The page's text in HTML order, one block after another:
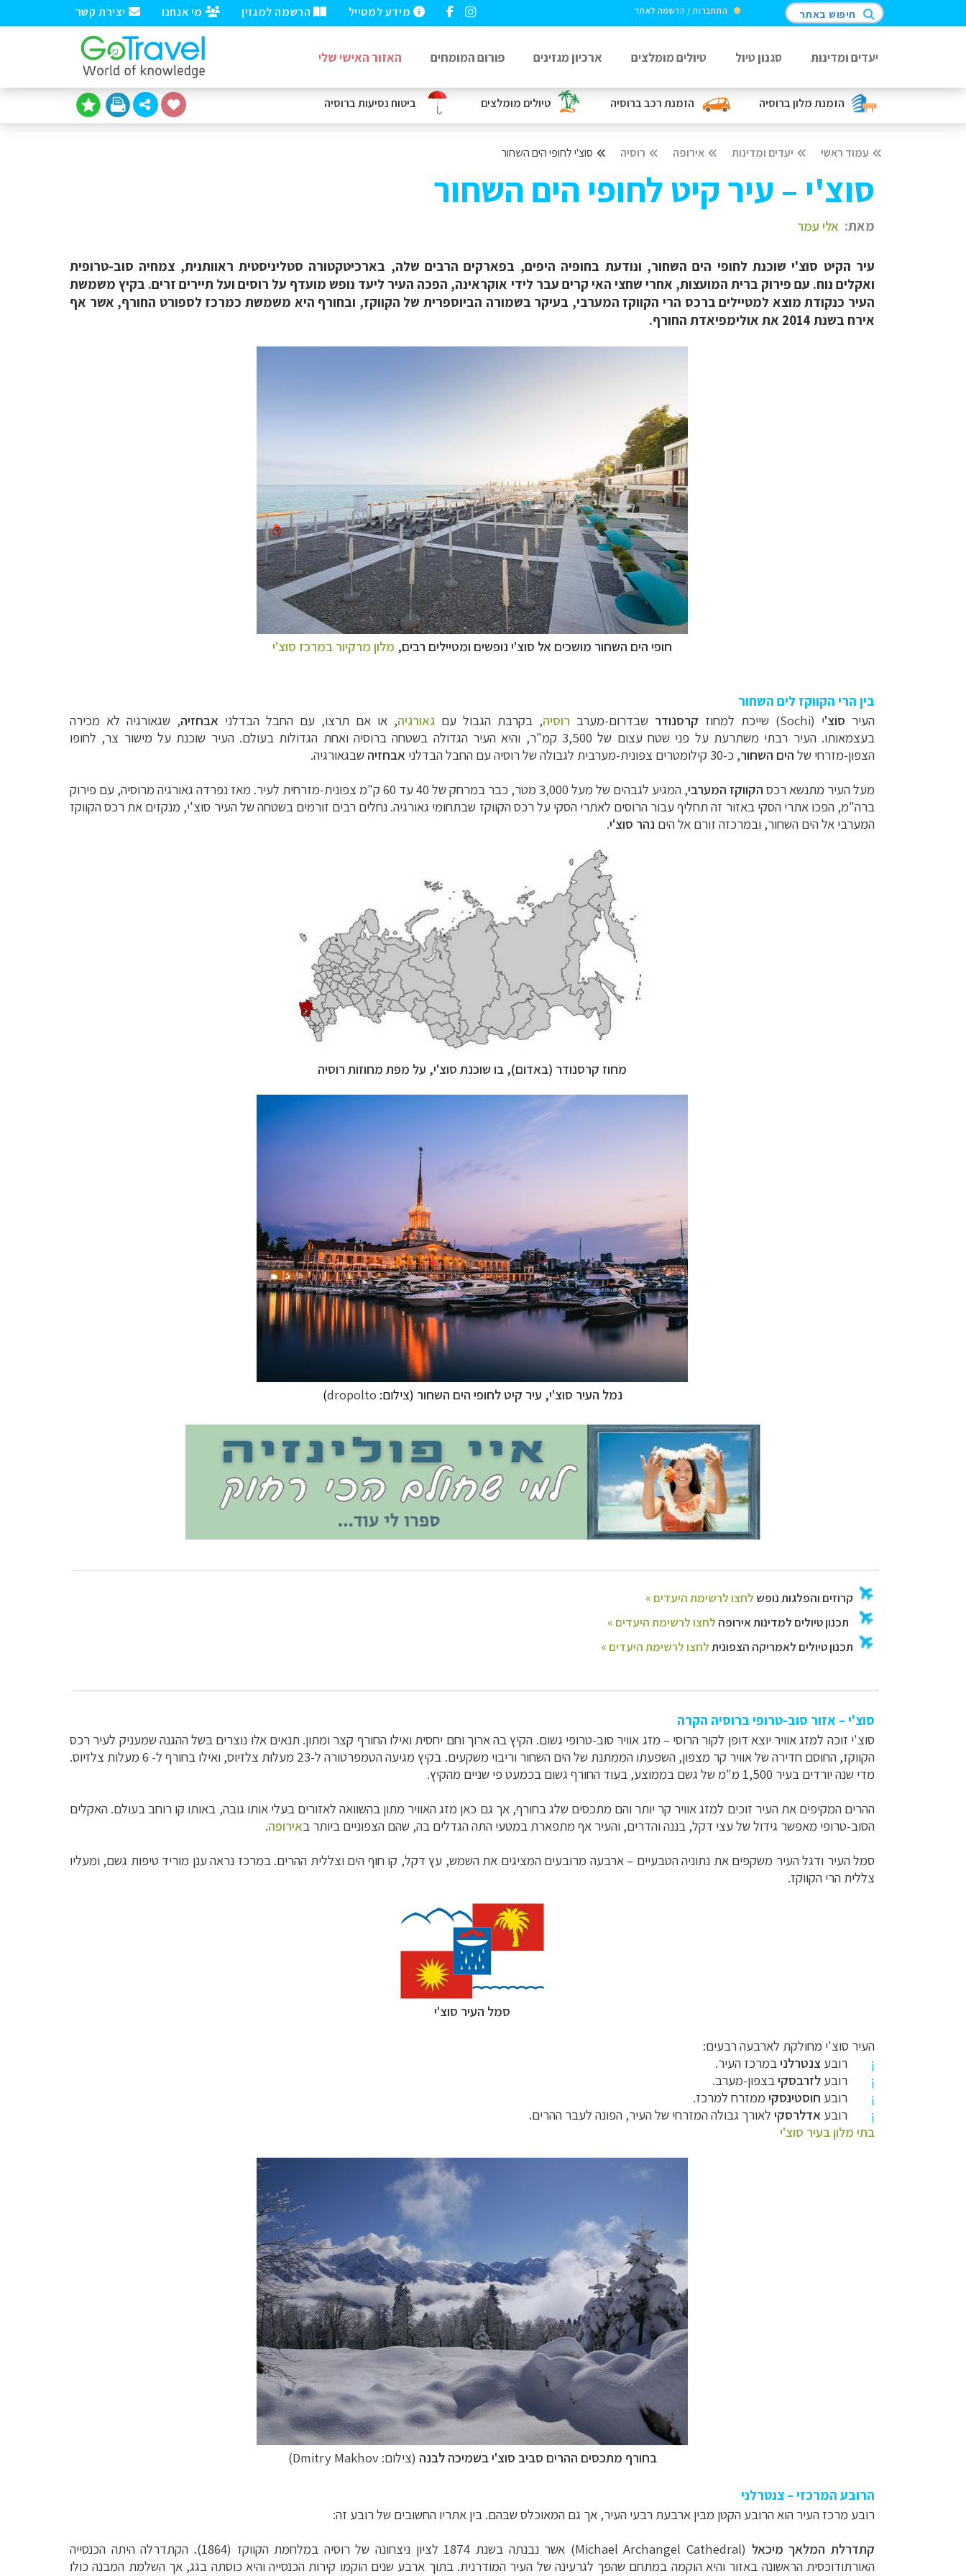
הזמנת מלוןברוסיה הזמנת רכבברוסיה טיולים מומלצים ביטוח נסיעותברוסיה
יצירת קשר מי אנחנו הרשמה למגזין מידע למטייל התחברות / הרשמה לאתר חיפוש באתר
יעדים ומדינות סגנון טיול טיולים מומלצים ארכיון מגזינים פורום המומחים האזור האישי שלי
עמוד ראשי יעדים ומדינות אירופה רוסיה סוֹ‏צ'י לחופי הים השחור
סו‏צ'י – עיר קיט לחופי הים השחור
מאת: אלי עמר
עיר הקיט סוצ'י שוכנת לחופי הים השחור, ונודעת בחופיה היפים, בפארקים הרבים שלה, בארכיטקטורה סטליניסטית ראוותנית, צמחיה סוב-טרופית
ואקלים נוח. עם פירוק ברית המועצות, אחרי שחצי האי קרים עבר לידי אוקראינה, הפכה העיר ליעד נופש מועדף על רוסים ועל תיירים זרים. בקיץ משמשת
העיר כנקודת מוצא למטיילים ברכס הרי הקווקז המערבי, בעיקר בשמורה הביוספרית של הקווקז, ובחורף היא משמשת כמרכז לספורט החורף, אשר אף
אירח בשנת 2014 את אולימפיאדת החורף.
חופי הים השחור מושכים אל סוצ'י נופשים ומטיילים רבים, מלון מרקיור במרכז סוצ'י
בין הרי הקווקז לים השחור
העיר סוֹצ'י (Sochi) שייכת למחוז קרסנודר שבדרום-מערב רוסיה, בקרבת הגבול עם גאורגיה, או אם תרצו, עם החבל הבדלני אבחזיה, שגאורגיה לא מכירה
בעצמאותו. העיר רבתי משתרעת על פני שטח עצום של 3,500 קמ"ר, והיא העיר הגדולה בשטחה ברוסיה ואחת הגדולות בעולם.
העיר שוכנת על מישור צר, לחופו
הצפון-מזרחי של הים השחור, כ-30 קילומטרים צפונית-מערבית לגבולה של רוסיה עם החבל הבדלני אבחזיה שבגאורגיה.
מעל העיר מתנשא רכס הקווקז המערבי
, המגיע לגבהים של מעל 3,000 מטר, כבר במרחק של 40 עד 60 ק"מ צפונית-מזרחית לעיר. מאז נפרדה גאורגיה מרוסיה, עם פירוק
ברה"מ, הפכו אתרי הסקי באזור זה תחליף עבור הרוסים לאתרי הסקי על רכס הקווקז שבתחומי גאורגיה. נחלים רבים זורמים בשטחה של העיר סוצ'י, מנקזים את רכס הקווקז
המערבי אל הים השחור, ובמרכזה זורם אל הים נהר סוצ'י.
מחוז קרסנודר (באדום), בו שוכנת סוצ'י, על מפת מחוזות רוסיה
נמל העיר סוצ'י, עיר קיט לחופי הים השחור (צילום: dropolto
)
קרוזים והפלגות נופשלחצו לרשימת היעדים »
לחצו לרשימת היעדים »
טיולים לאמריקה הצפונית
סוצ'י – אזור סוב-טרופי ברוסיה הקרה
סוצ'י זוכה למזג אוויר יוצא דופן לקור הרוסי – מזג אוויר סוב-טרופי גשום. הקיץ בה ארוך וחם יחסית ואילו החורף קצר ומתון. תנאים אלו נוצרים בשל ההגנה שמעניק לעיר רכס
הקווקז, החוסם חדירה של אוויר קר מצפון, השפעתו הממתנת של הים השחור וריבוי משקעים.
בקיץ מגיעה הטמפרטורה ל-23 מעלות צלזיוס, ואילו בחורף ל- 6 מעלות צלזיוס.
מדי שנה יורדים בעיר 1,500 מ"מ של גשם בממוצע, בעוד החורף גשום בכמעט פי שניים מהקיץ.
ההרים המקיפים את העיר זוכים למזג אוויר קר יותר והם מתכסים שלג בחורף, אך גם כאן מזג האוויר מתון בהשוואה לאזורים בעלי אותו גובה, באותו קו רוחב בעולם. האקלים
הסוב-טרופי מאפשר גידול של עצי דקל, בננה והדרים, והעיר אף מתפארת במטעי התה הגדלים בה, שהם הצפוניים ביותר באירופה.
סמל העיר ודגל העיר משקפים את נתוניה הטבעיים –ארבעה מרובעים המציגים את השמש, עץ דקל, קו חוף הים וצללית ההרים. במרכז נראה ענן מוריד טיפות גשם, ומעליו
צללית הרי הקווקז.
סמל העיר סוצ'י
העיר סוצ'י מחולקת לארבעה רבעים:
¡
רובע צנטרלניבמרכז העיר.
¡
רובע לזרבסקיבצפון-מערב.
¡
רובע חוסטינסקי ממזרח למרכז.
¡
רובע אדלרסקי לאורך גבולה המזרחי של העיר, הפונה לעבר ההרים.
בתי מלון בעיר סוצ'י
בחורף מתכסים ההרים סביב סוצ'י בשמיכה לבנה (צילום:Dmitry Makhov
)
הרובע המרכזי – צנטרלני
רובע מרכז העיר הוא הרובע הקטן מבין ארבעת רבעי העיר, אך גם המאוכלס שבהם. בין אתריו החשובים של רובע זה:
קתדרלת המלאך מיכאל (
Michael Archangel Cathedral
) אשר נבנתה בשנת 1874 לציון ניצחונה של רוסיה במלחמת הקווקז (1864). הקתדרלה היתה הכנסייה
האורתודוכסית הראשונה באזור והיא הוקמה במתחם שהפך לגרעינה של העיר המודרנית. בתוך ארבע שנים הוקמו קירות הכנסייה והיא כוסתה בגג, אך השלמת המבנה כולו